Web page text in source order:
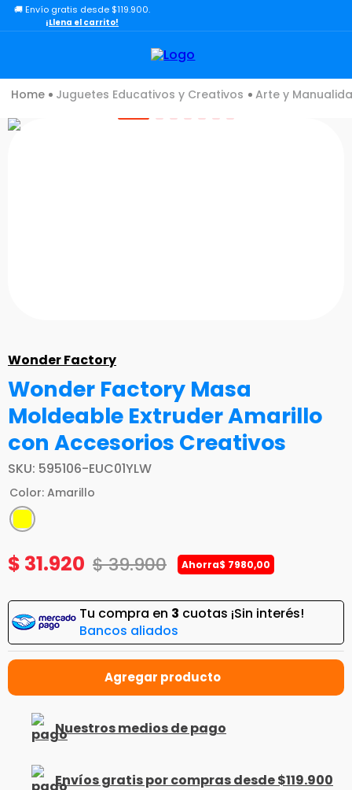
🚚 Envío gratis desde $119.900.
¡Llena el carrito!
Juguetes Educativos y Creativos Arte y
Wonder Factory
Wonder Factory Masa
Moldeable Extruder Amarillo
con Accesorios Creativos
SKU: 595106-EUC01YLW
Color: Amarillo
$ 31.920 $39.900 Ahorra$ 7980,00
Tu compra en 3 cuotas ¡Sin interés!
Bancos aliados
Nuestros medios de pago
Envíos gratis por compras desde $119.900
TÉRMINOS MÁS BUSCADOS
3.
carro
4